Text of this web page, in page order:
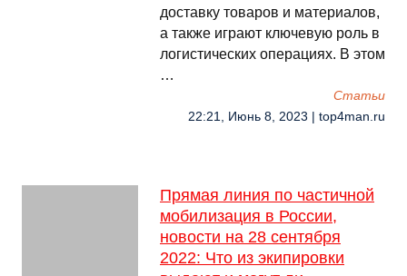
доставку товаров и материалов,
а также играют ключевую роль в
логистических операциях. В этом
…
Cтатьи
22:21, Июнь 8, 2023 | top4man.ru
Прямая линия по частичной
мобилизация в России,
новости на 28 сентября
2022: Что из экипировки